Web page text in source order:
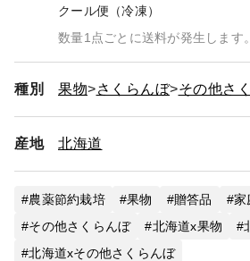
クール便（冷凍）
数量1点ごとに送料が発生します。
種別 果物 さくらんぼ その他さ
産地 北海道
農薬節約栽培 果物 贈答品
家
その他さくらんぼ
北海道x果物
北海道xその他さくらんぼ